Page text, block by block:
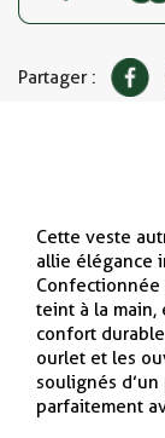
Partager :
Cette veste
allie élégance
teint à la main,
confort
ourlet et les
soulignés
parfaitement